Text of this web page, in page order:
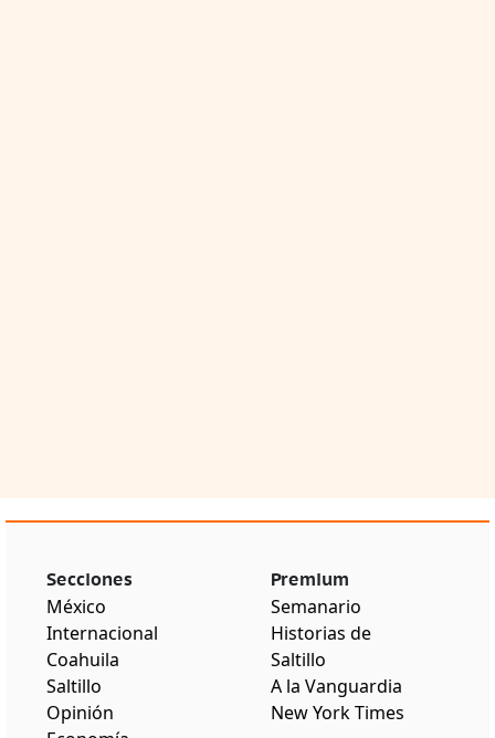
Secciones
México
Internacional
Coahuila
Saltillo
Opinión
Premium
Semanario
Historias de
Saltillo
A la Vanguardia
New York Times